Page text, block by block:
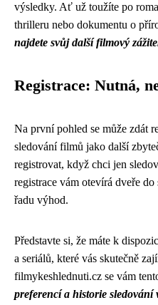
výsledky. Ať už toužíte po
thrilleru nebo dokumentu o
najdete svůj další filmový
Registrace: Nutná,
Na první pohled se může zdát
sledování filmů jako další
registrovat, když chci jen
registrace vám otevírá dveře
řadu výhod.
Představte si, že máte k
a seriálů, které vás skutečně
filmykeshlednuti.cz se vám
preferencí a historie sledování